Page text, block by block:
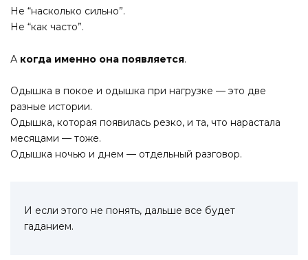
Не “насколько сильно”.
Не “как часто”.
А когда именно она появляется.
Одышка в покое и одышка при нагрузке — это две
разные истории.
Одышка, которая появилась резко, и та, что нарастала
месяцами — тоже.
Одышка ночью и днем — отдельный разговор.
И если этого не понять, дальше все будет
гаданием.